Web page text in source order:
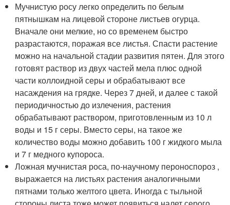
Мучнистую росу легко определить по белым
пятнышкам на лицевой стороне листьев огурца.
Вначале они мелкие, но со временем быстро
разрастаются, поражая все листья. Спасти растение
можно на начальной стадии развития пятен. Для этого
готовят раствор из двух частей мела плюс одной
части коллоидной серы и обрабатывают все
насаждения на грядке. Через 7 дней, и далее с такой
периодичностью до излечения, растения
обрабатывают раствором, приготовленным из 10 л
воды и 15 г серы. Вместо серы, на такое же
количество воды можно добавить 100 г жидкого мыла
и 7 г медного купороса.
Ложная мучнистая роса, по-научному пероноспороз ,
выражается на листьях растения аналогичными
пятнами только желтого цвета. Иногда с тыльной